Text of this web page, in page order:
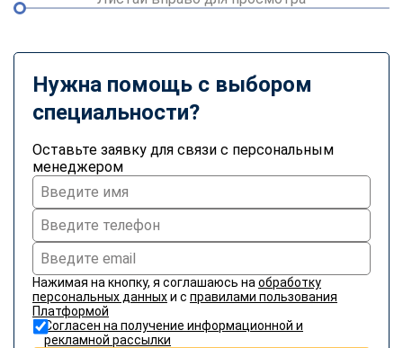
Нужна помощь с выбором
специальности?
Оставьте заявку для связи с персональным
менеджером
Нажимая на кнопку, я соглашаюсь на обработку
персональных данныхи с правилами пользования
Платформой
Согласен на получение информационной и
рекламной рассылки